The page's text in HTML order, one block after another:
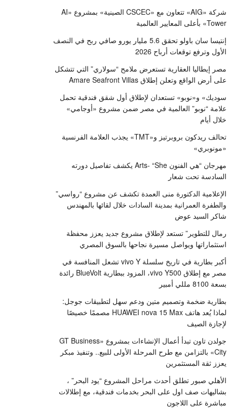
شركة «AIG» تتعاون مع «CSCEC الصينية» بمشروع «AI
Tower» بأعلى المعايير العالمية
إنتيسا سان باولو تحقق 5.6 مليار يورو صافي ربح في النصف
الأول وترفع توقعات أرباح 2026
مصر إيطاليا العقارية تستعرض ملامح “سولاري” التي تتشكل
على أرض الواقع وتعلن إطلاق Amare Seafront Villas
سوديك» و«نوبو» تستعدان لإطلاق أول شقق فندقية تحمل
علامة “نوبو” العالمية في مصر ضمن مشروع «أوجامي»
خلال أيام
تحالف ريدكون بروبرتيز و«TMT» يجذب العلامة الفرنسية
«مونوبري»
مهرجان “هي الفنون Arts- “She يكشف تفاصيل دورته
السادسة تحت شعار
الإعلامية الدكتورة منى العمدة تكشف عن مشروع “رواسي”
والطفرة العمرانية بمدينة السادات خلال لقائها بالمهندس
شاكر السيد عوض
رمال للتطوير” تستعد لإطلاق مشروع جديد يعزز محفظة
استثماراتها ويواصل مسيرة نجاحها بالسوق المصري
أكبر بطارية في تاريخ سلسلة vivo Y تشعل المنافسة في
مصر مع إطلاق vivo Y500، المزود ببطارية BlueVolt رائدة
بسعة 8100 مللي أمبير
بطارية ضخمة وتصميم متين ودعم سهل لتطبيقات جوجل:
لماذا يُعد هاتف HUAWEI nova 15 Max مصممًا خصيصًا
لإجازة الصيف
جولدن تاون تبدأ أعمال الإنشاءات بمشروع «GT Business
City» بالتزامن مع طرح المرحلة الأولى للبيع.. وتنفيذ مبكر
يعزز ثقة المستثمرين
الأهلي صبور تطلق أحدث مراحل المشروع “يود البحر” ،
بشاليهات صف اول على البحر بخدمات فندقية، مع إطلالات
مباشرة على اللاجون